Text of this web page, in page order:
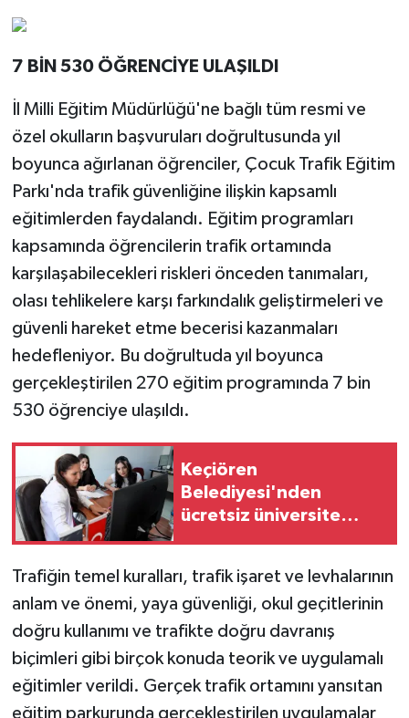
7 BİN 530 ÖĞRENCİYE ULAŞILDI
İl Milli Eğitim Müdürlüğü'ne bağlı tüm resmi ve
özel okulların başvuruları doğrultusunda yıl
boyunca ağırlanan öğrenciler, Çocuk Trafik Eğitim
Parkı'nda trafik güvenliğine ilişkin kapsamlı
eğitimlerden faydalandı. Eğitim programları
kapsamında öğrencilerin trafik ortamında
karşılaşabilecekleri riskleri önceden tanımaları,
olası tehlikelere karşı farkındalık geliştirmeleri ve
güvenli hareket etme becerisi kazanmaları
hedefleniyor. Bu doğrultuda yıl boyunca
gerçekleştirilen 270 eğitim programında 7 bin
530 öğrenciye ulaşıldı.
Keçiören
Belediyesi'nden
ücretsiz üniversite
Trafiğin temel kuralları, trafik işaret ve levhalarının
anlam ve önemi, yaya güvenliği, okul geçitlerinin
doğru kullanımı ve trafikte doğru davranış
biçimleri gibi birçok konuda teorik ve uygulamalı
eğitimler verildi. Gerçek trafik ortamını yansıtan
eğitim parkurunda gerçekleştirilen uygulamalar